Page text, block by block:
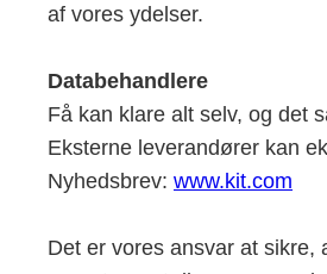
af vores ydelser.
Databehandlere
Få kan klare alt selv, og det
Eksterne leverandører kan
Nyhedsbrev: www.kit.com
Det er vores ansvar at sikre,